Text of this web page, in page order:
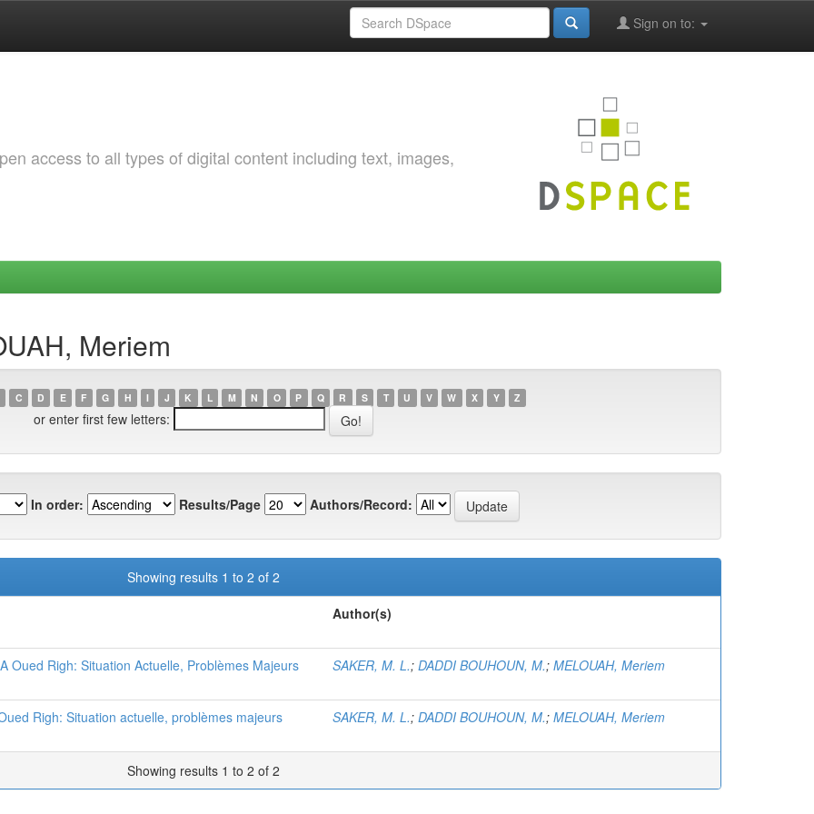
Sign on to:
access to all types of digital content including text, images,
Meriem
C D E F G H I J K L M N O P Q R S T U V W X Y Z
or enter first few letters:
In order: Results/Page Authors/Record:
Showing results 1 to 2 of 2
Author(s)
Oued Righ: Situation Actuelle, Problèmes Majeurs
SAKER, M. L.; DADDI BOUHOUN, M.; MELOUAH, Meriem
Righ: Situation actuelle, problèmes majeurs
SAKER, M. L.; DADDI BOUHOUN, M.; MELOUAH, Meriem
Showing results 1 to 2 of 2